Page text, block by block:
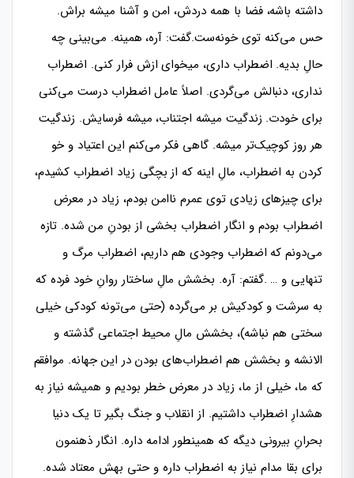
داشته باشه، فضا با همه دردش، امن و آشنا میشه براش.
حس می‌کنه توی خونه‌‌ست.گفت: آره، همینه. می‌بینی چه
حالِ بدیه. اضطراب داری، میخوای ازش فرار کنی. اضطراب
نداری، دنبالش می‌گردی. اصلاً عامل اضطراب درست می‌کنی
برای خودت. زندگیت میشه اجتناب، میشه فرسایش. زندگیت
هر روز کوچیک‌تر میشه. گاهی فکر می‌کنم این اعتیاد و خو
کردن به اضطراب، مالِ اینه که از بچگی زیاد اضطراب کشیدم،
برای چیزهای زیادی توی عمرم ناامن بودم، زیاد در معرض
اضطراب بودم و انگار اضطراب بخشی از بودنِ من شده. تازه
می‌دونم که اضطراب وجودی هم داریم، اضطراب مرگ و
تنهایی و … .گفتم: آره. بخشش مالِ ساختار روانِ خود فرده که
به سرشت و کودکیش بر می‌گرده (حتی می‌تونه کودکی خیلی
سختی هم نباشه)، بخشش مالِ محیط اجتماعی گذشته و
الانشه و بخشش هم اضطراب‌های بودن در این جهانه. موافقم
که ما، خیلی از ما، زیاد در معرض خطر بودیم و همیشه نیاز به
هشدارِ اضطراب داشتیم. از انقلاب و جنگ بگیر تا یک دنیا
بحرانِ بیرونی دیگه که همینطور ادامه داره. انگار ذهنمون
برای بقا مدام نیاز به اضطراب داره و حتی بهش معتاد شده.